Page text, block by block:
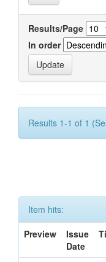
Results/Page
In order
Results 1-1 of 1
Item hits:
Preview
Issue
Date